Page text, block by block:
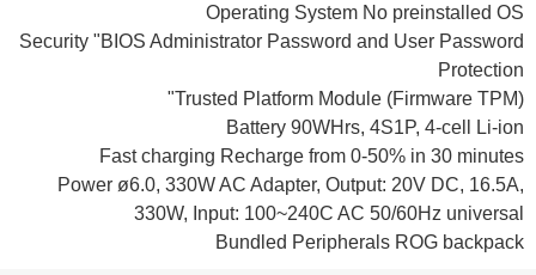
Operating System No preinstalled OS
Security "BIOS Administrator Password and User Password
Protection
Trusted Platform Module (Firmware TPM)"
Battery 90WHrs, 4S1P, 4-cell Li-ion
Fast charging Recharge from 0-50% in 30 minutes
Power ø6.0, 330W AC Adapter, Output: 20V DC, 16.5A,
330W, Input: 100~240C AC 50/60Hz universal
Bundled Peripherals ROG backpack